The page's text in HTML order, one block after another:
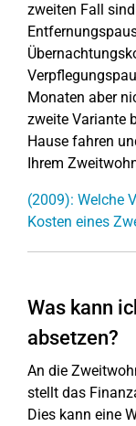
zweiten Fall
Monaten aber
zweite Variante
Hause fahren
Ihrem
(2009): Welche
Kosten eines
Was kann
absetzen?
An die
stellt das
Dies kann eine